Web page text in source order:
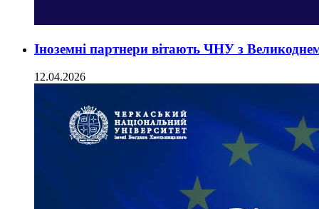
Іноземні партнери вітають ЧНУ з
12.04.2026